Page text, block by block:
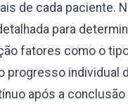
de cada paciente.
para
fatores como o
progresso individual
após a